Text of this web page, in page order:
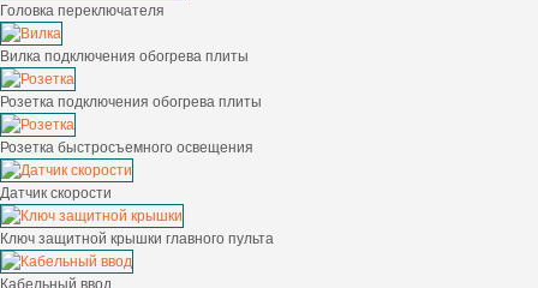
Головка переключателя
Вилка подключения обогрева плиты
Розетка подключения обогрева плиты
Розетка быстросъемного освещения
Датчик скорости
Ключ защитной крышки главного пульта
Кабельный ввод